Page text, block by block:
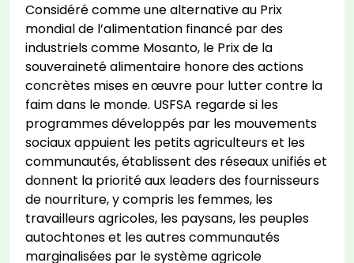
Considéré comme une alternative au Prix
mondial de l’alimentation financé par des
industriels comme Mosanto, le Prix de la
souveraineté alimentaire honore des actions
concrètes mises en œuvre pour lutter contre la
faim dans le monde. USFSA regarde si les
programmes développés par les mouvements
sociaux appuient les petits agriculteurs et les
communautés, établissent des réseaux unifiés et
donnent la priorité aux leaders des fournisseurs
de nourriture, y compris les femmes, les
travailleurs agricoles, les paysans, les peuples
autochtones et les autres communautés
marginalisées par le système agricole